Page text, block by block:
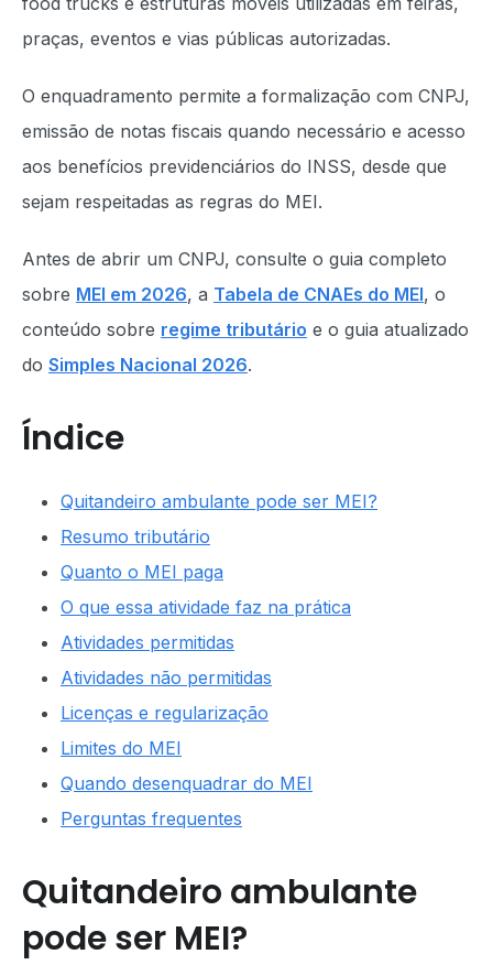
praças, eventos e vias públicas autorizadas.
O enquadramento permite a formalização com CNPJ,
emissão de notas fiscais quando necessário e acesso
aos benefícios previdenciários do INSS, desde que
sejam respeitadas as regras do MEI.
Antes de abrir um CNPJ, consulte o guia completo
sobre MEI em 2026, a Tabela de CNAEs do MEI, o
conteúdo sobre regime tributário e o guia atualizado
do Simples Nacional 2026.
Índice
Quitandeiro ambulante pode ser MEI?
Resumo tributário
Quanto o MEI paga
O que essa atividade faz na prática
Atividades permitidas
Atividades não permitidas
Licenças e regularização
Limites do MEI
Quando desenquadrar do MEI
Perguntas frequentes
Quitandeiro ambulante
pode ser MEI?